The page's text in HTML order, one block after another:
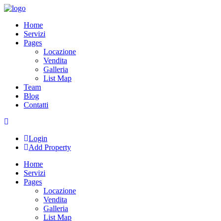
Skip
contentHome
Servizi
Pages
Locazione
Vendita
Galleria
List Map
Team
Blog
Contatti
Login
Add Property
Home
Servizi
Pages
Locazione
Vendita
Galleria
List Map